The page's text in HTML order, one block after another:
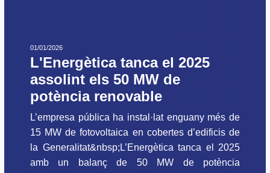
01/01/2026
L'Energètica tanca el 2025
assolint els 50 MW de
potència renovable
L’empresa pública ha instal·lat enguany més de
15 MW de fotovoltaica en cobertes d’edificis de
la Generalitat&nbsp;L’Energètica tanca el 2025
amb un balanç de 50 MW de potència